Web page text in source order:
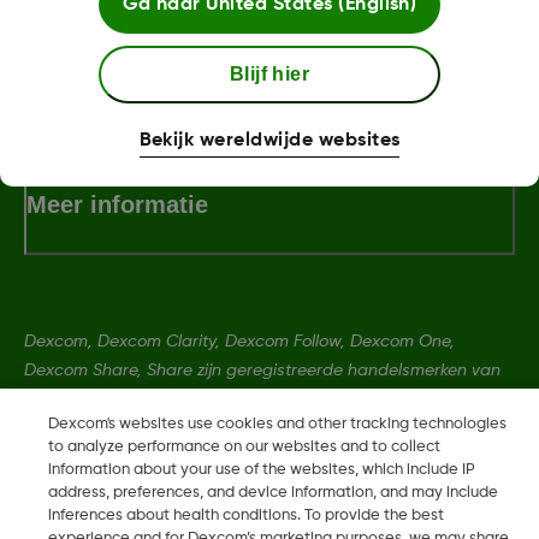
Algemene voorwaarden
Meer informatie
Dexcom, Dexcom Clarity, Dexcom Follow, Dexcom One,
Dexcom Share, Share zijn geregistreerde handelsmerken van
andere landen geregistreerd zijn.
LBL-1000444 Rev001
Dexcom's websites use cookies and other tracking technologies
to analyze performance on our websites and to collect
information about your use of the websites, which include IP
address, preferences, and device information, and may include
inferences about health conditions. To provide the best
Ga naar United States (English)
Blijf hier
Bekijk wereldwijde websites